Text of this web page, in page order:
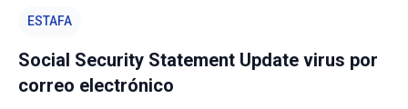
ESTAFA
Social Security Statement Update virus por
correo electrónico